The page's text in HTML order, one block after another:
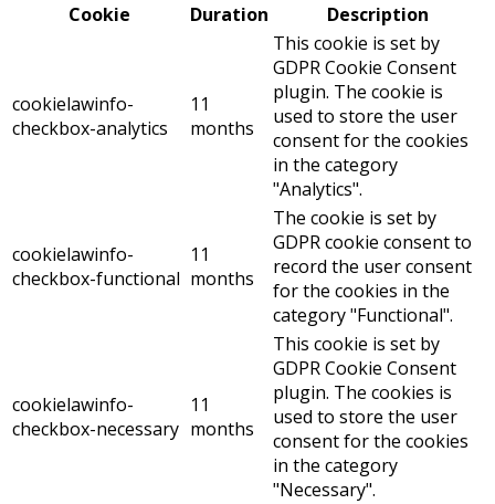
Cookie
Duration Description
cookielawinfo-
checkbox-analytics
11
months
This cookie is set by
GDPR Cookie Consent
plugin. The cookie is
used to store the user
consent for the cookies
in the category
"Analytics".
cookielawinfo-
checkbox-functional
11
months
The cookie is set by
GDPR cookie consent to
record the user consent
for the cookies in the
category "Functional".
cookielawinfo-
checkbox-necessary
11
months
This cookie is set by
GDPR Cookie Consent
plugin. The cookies is
used to store the user
consent for the cookies
in the category
"Necessary".